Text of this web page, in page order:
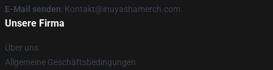
E-Mail senden: Kontakt@inuyashamerch.com
Unsere Firma
Über uns
Allgemeine Geschäftsbedingungen